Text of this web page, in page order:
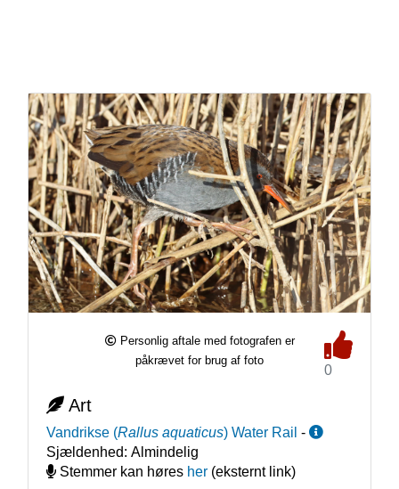
Personlig aftale med fotografen er
påkrævet for brug af foto
0
Art
Vandrikse (Rallus aquaticus) Water Rail -
Sjældenhed: Almindelig
Stemmer kan høres her(eksternt link)